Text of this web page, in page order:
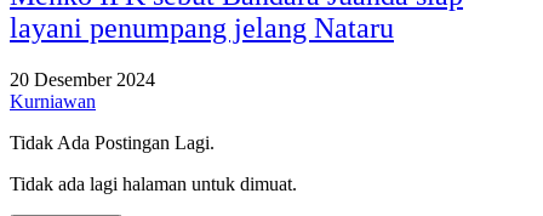
layani penumpang jelang Nataru
20 Desember 2024
Kurniawan
Tidak Ada Postingan Lagi.
Tidak ada lagi halaman untuk dimuat.